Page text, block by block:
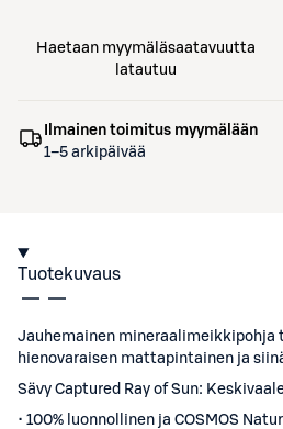
Haetaan myymäläsaatavuutta
latautuu
Ilmainen toimitus myymälään
1–5 arkipäivää
Tuotekuvaus
Jauhemainen mineraalimeikkipohja
hienovaraisen mattapintainen ja
Sävy Captured Ray of Sun:
• 100% luonnollinen ja COSMOS